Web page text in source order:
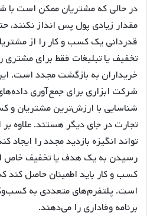
در حالی که مشتریان ممکن است با
مقدار زیادی پول پس انداز نکنند،
قدردانی یک کسب و کار را از
تخفیف یا تبلیغات فقط برای
خریداران به بازگشت مجدد است.
شرکت ابزاری برای جمع‌آوری
شناسایی با ارزش‌ترین مشتریان و
تجارت در جای دیگر هستند. علاوه بر
تواند انگیزه بازدید مجدد را
رسیدن به یک هدف یا تخفیف خاص
کسب و کار باید اطمینان حاصل کند
است. پلتفرم‌های متعددی به
برنامه وفاداری را می‌دهند.